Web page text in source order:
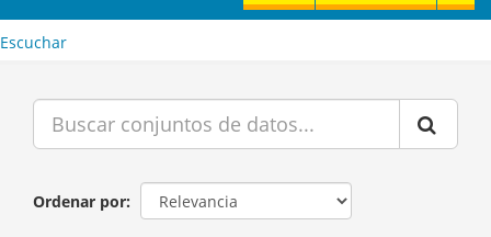
n
tEscuchar
Ordenar por